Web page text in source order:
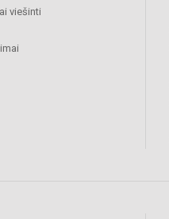
viešinti